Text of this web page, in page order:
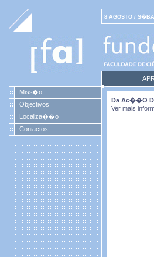
8 AGOSTO /
Miss�o
Objectivos
Localiza��o
Contactos
Da Ac��o
Ver mais